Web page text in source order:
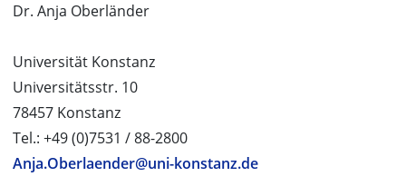
Dr. Anja Oberländer
Universität Konstanz
Universitätsstr. 10
78457 Konstanz
Tel.: +49 (0)7531 / 88-2800
Anja.Oberlaender@uni-konstanz.de